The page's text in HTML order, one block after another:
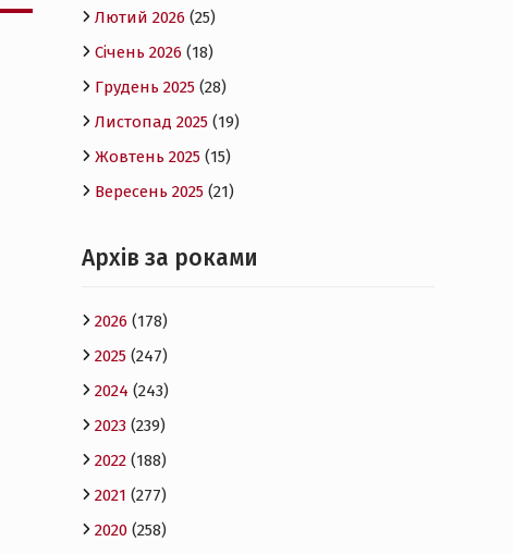
Лютий 2026 (25)
Січень 2026 (18)
Грудень 2025 (28)
Листопад 2025 (19)
Жовтень 2025 (15)
Вересень 2025 (21)
Архів за роками
2026 (178)
2025 (247)
2024 (243)
2023 (239)
2022 (188)
2021 (277)
2020 (258)